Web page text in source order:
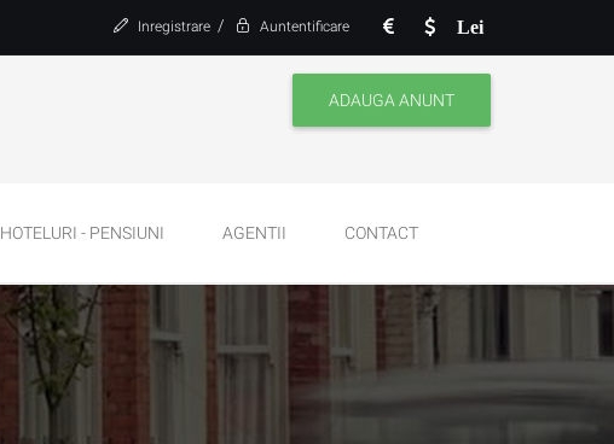
Lei
Inregistrare / Auntentificare
ADAUGA ANUNT
HOTELURI - PENSIUNI AGENTII CONTACT